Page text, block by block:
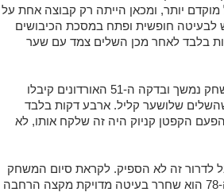
יותר, ומכאן הייתה רק קבוצה אחת על
שגיא דרור ניגש לבעיטה חופשית ופתח במסכת הכיבושים
בלבד לאחר מכן השלים צמד עם שער
במחצית השנייה הקצב הטוב של המשחק נמשך ובדקה ה-51 האורדונים קיבלו
שהשלים שלושער קליל. ארבע דקות בלבד
הקפטן קניוק היה זה שלקח אותו, לא
לדרור זה לא הספיק. לקראת סיום המשחק
קיבלנו בליץ נוסף של החלוץ. בדקה ה-78 הוא שחרר בעיטה מדויקת מקצה הרחבה